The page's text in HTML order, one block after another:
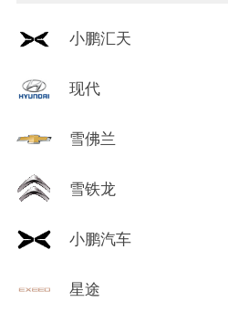
小鹏汇天
现代
雪佛兰
雪铁龙
小鹏汽车
星途